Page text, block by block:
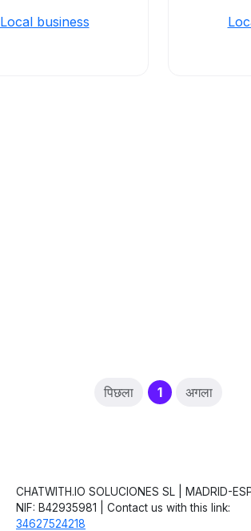
Local business
पिछला 1(current)
अगला
CHATWITH.IO SOLUCIONES SL | MADRID-
NIF: B42935981 | Contact us with this link:
34627524218